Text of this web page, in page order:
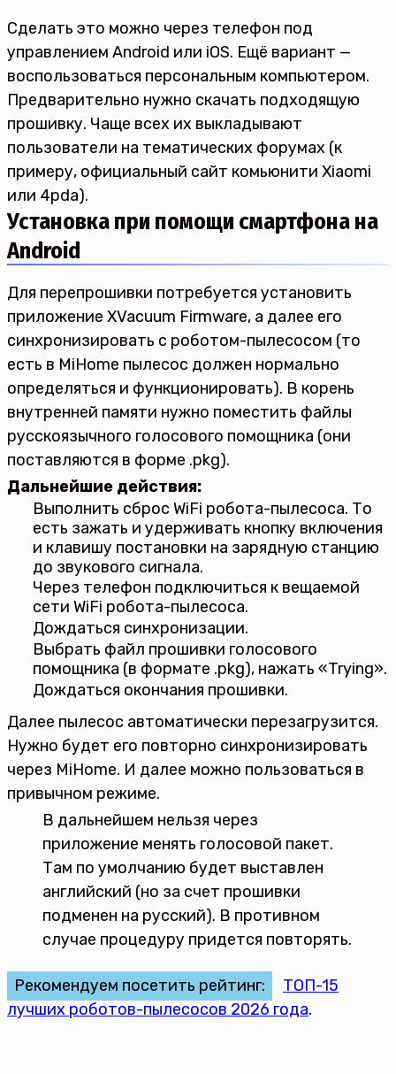
Сделать это можно через телефон под
управлением Android или iOS. Ещё вариант —
воспользоваться персональным компьютером.
Предварительно нужно скачать подходящую
прошивку. Чаще всех их выкладывают
пользователи на тематических форумах (к
примеру, официальный сайт комьюнити Xiaomi
или 4pda).
Установка при помощи смартфона на
Android
Для перепрошивки потребуется установить
приложение XVacuum Firmware, а далее его
синхронизировать с роботом-пылесосом (то
есть в MiHome пылесос должен нормально
определяться и функционировать). В корень
внутренней памяти нужно поместить файлы
русскоязычного голосового помощника (они
поставляются в форме .pkg).
Дальнейшие действия:
Выполнить сброс WiFi робота-пылесоса. То
есть зажать и удерживать кнопку включения
и клавишу постановки на зарядную станцию
до звукового сигнала.
Через телефон подключиться к вещаемой
сети WiFi робота-пылесоса.
Дождаться синхронизации.
Выбрать файл прошивки голосового
помощника (в формате .pkg), нажать «Trying».
Дождаться окончания прошивки.
Далее пылесос автоматически перезагрузится.
Нужно будет его повторно синхронизировать
через MiHome. И далее можно пользоваться в
привычном режиме.
В дальнейшем нельзя через
приложение менять голосовой пакет.
Там по умолчанию будет выставлен
английский (но за счет прошивки
подменен на русский). В противном
случае процедуру придется повторять.
Рекомендуем посетить рейтинг:
ТОП-15
лучших роботов-пылесосов 2026 года.